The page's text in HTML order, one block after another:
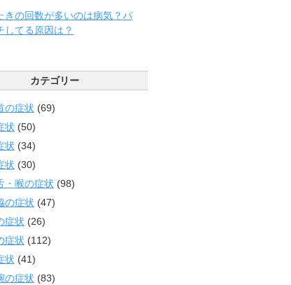
きの回数が多いのは病気？パ
してる原因は？
カテゴリー
の症状 (69)
状 (50)
状 (34)
状 (30)
・喉の症状 (98)
の症状 (47)
症状 (26)
症状 (112)
状 (41)
の症状 (83)